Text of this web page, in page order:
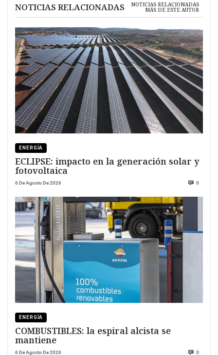
NOTICIAS RELACIONADAS NOTICIAS RELACIONADAS
MÁS DE ESTE AUTOR
ENERGÍA
ECLIPSE: impacto en la generación solar y
fotovoltaica
6 De Agosto De 2026 0
ENERGÍA
COMBUSTIBLES: la espiral alcista se
mantiene
6 De Agosto De 2026 0